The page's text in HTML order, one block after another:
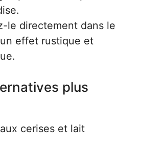
le directement dans le
effet rustique et
plus
cerises et lait